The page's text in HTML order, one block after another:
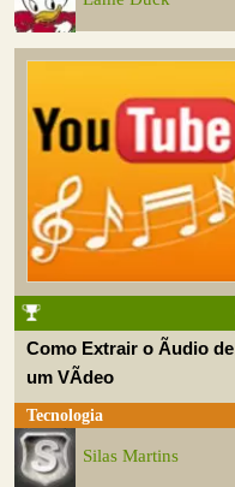
Como Extrair o Ãudio de
um VÃ­deo
Tecnologia
Silas Martins